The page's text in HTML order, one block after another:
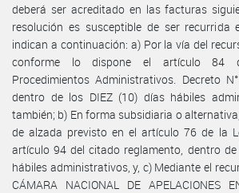
deberá ser acreditado en las facturas
resolución es susceptible de ser recurrida
indican a continuación: a) Por la vía del
conforme lo dispone el artículo 84
Procedimientos Administrativos. Decreto
dentro de los DIEZ (10) días hábiles
también; b) En forma subsidiaria o
de alzada previsto en el artículo 76 de la
artículo 94 del citado reglamento, dentro de
hábiles administrativos, y, c) Mediante el
CÁMARA NACIONAL DE APELACIONES